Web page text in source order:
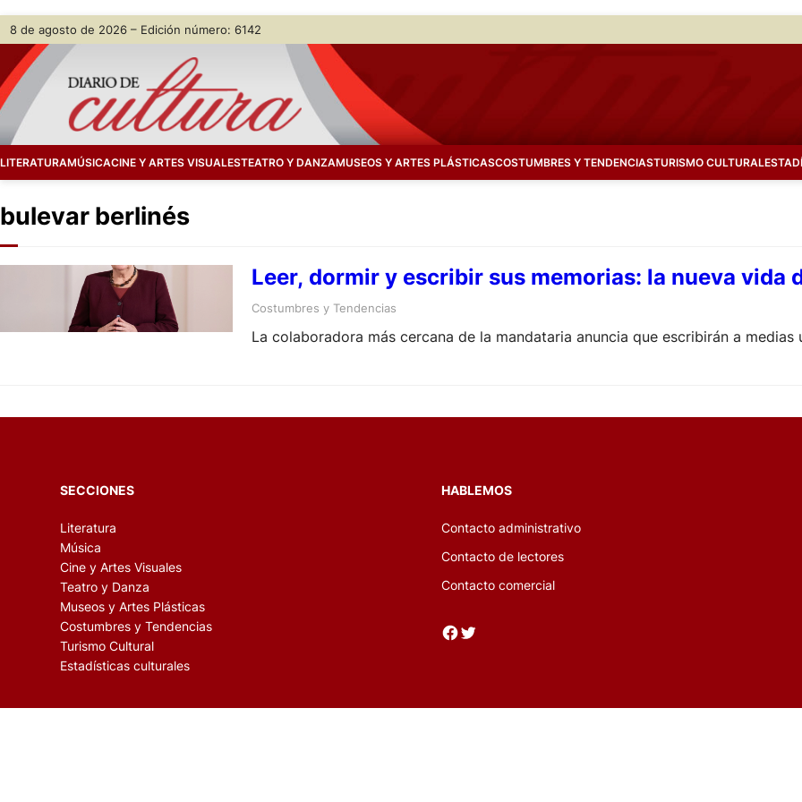
Skip
content
8 de agosto de 2026 – Edición número: 6142
LITERATURAMÚSICACINE Y ARTES VISUALESTEATRO Y DANZAMUSEOS Y ARTES PLÁSTICASCOSTUMBRES Y TENDENCIASTURISMO CULTURAL
bulevar berlinés
Leer, dormir y escribir sus memorias: la nueva vida
Costumbres y Tendencias
La colaboradora más cercana de la mandataria anuncia que escribirán a
SECCIONES
Literatura
Música
Cine y Artes Visuales
Teatro y Danza
Museos y Artes Plásticas
Costumbres y Tendencias
Turismo Cultural
Estadísticas culturales
HABLEMOS
Contacto administrativo
Contacto de lectores
Contacto comercial
Facebook Twitter